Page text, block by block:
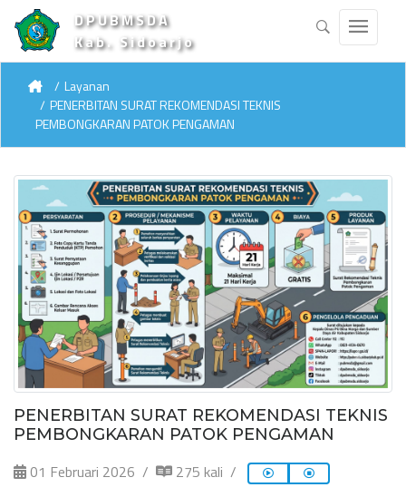
DPUBMSDA
Kab. Sidoarjo
Layanan
PENERBITAN SURAT REKOMENDASI TEKNIS
PEMBONGKARAN PATOK PENGAMAN
PENERBITAN SURAT REKOMENDASI TEKNIS
PEMBONGKARAN PATOK PENGAMAN
01 Februari 2026
275 kali